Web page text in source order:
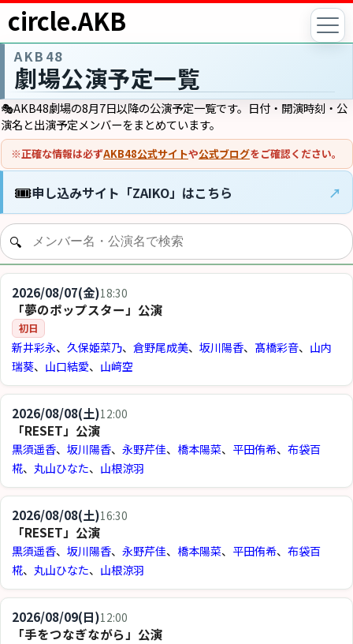
circle.AKB
AKB48
劇場公演予定一覧
🎭AKB48劇場の8月7日以降の公演予定一覧です。日付・開演時刻・公
演名と出演予定メンバーをまとめています。
※正確な情報は必ずAKB48公式サイトや公式ブログをご確認ください。
🎟️申し込みサイト「ZAIKO」はこちら ↗
2026/08/07(金)18:30
「夢のポップスター」公演
初日
新井彩永、 久保姫菜乃、 倉野尾成美、 坂川陽香、 髙橋彩音、 山内
瑞葵、 山口結愛、 山﨑空
2026/08/08(土)12:00
「RESET」公演
黒須遥香、 坂川陽香、 永野芹佳、 橋本陽菜、 平田侑希、 布袋百
椛、 丸山ひなた、 山根涼羽
2026/08/08(土)16:30
「RESET」公演
黒須遥香、 坂川陽香、 永野芹佳、 橋本陽菜、 平田侑希、 布袋百
椛、 丸山ひなた、 山根涼羽
2026/08/09(日)12:00
「手をつなぎながら」公演